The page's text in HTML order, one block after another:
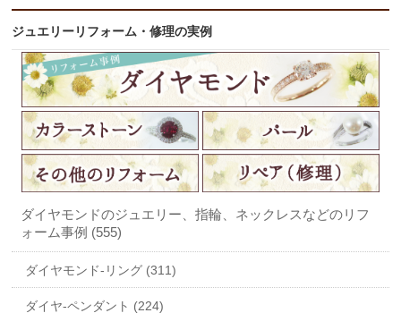
ジュエリーリフォーム・修理の実例
ダイヤモンドのジュエリー、指輪、ネックレスなどのリフ
ォーム事例 (555)
ダイヤモンド-リング (311)
ダイヤ-ペンダント (224)